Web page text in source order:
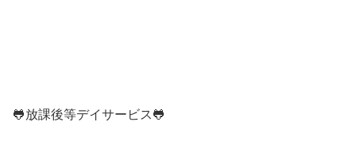
🐸放課後等デイサービス🐸